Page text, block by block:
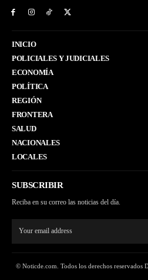
INICIO
POLICIALES Y JUDICIALES
ECONOMÍA
POLÍTICA
REGIÓN
FRONTERA
SALUD
NACIONALES
LOCALES
SUBSCRIBIR
Reciba en su correo las noticias del día.
© Noticde.com. Todos los derechos reservados